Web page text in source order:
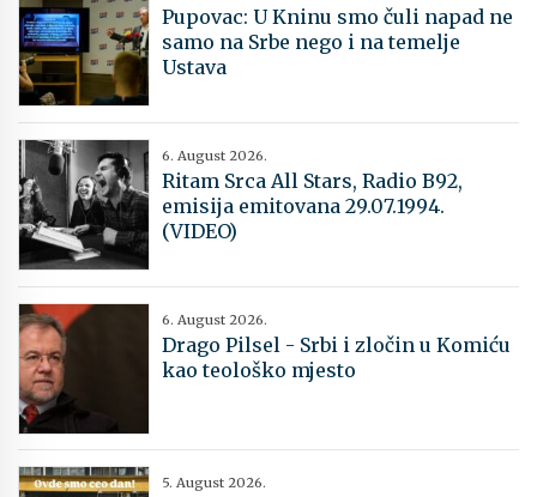
Pupovac: U Kninu smo čuli napad ne
samo na Srbe nego i na temelje
Ustava
6. August 2026.
Ritam Srca All Stars, Radio B92,
emisija emitovana 29.07.1994.
(VIDEO)
6. August 2026.
Drago Pilsel - Srbi i zločin u Komiću
kao teološko mjesto
5. August 2026.